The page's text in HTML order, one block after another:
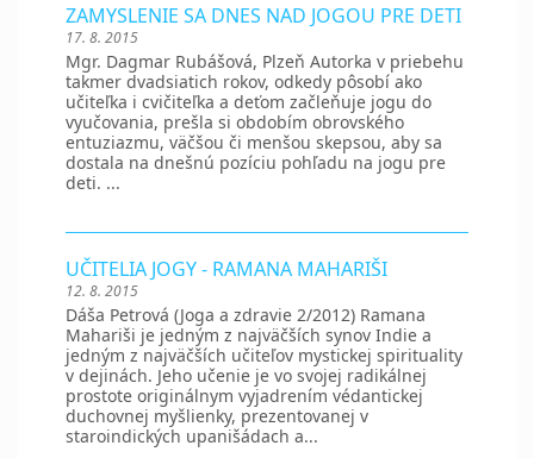
ZAMYSLENIE SA DNES NAD JOGOU PRE DETI
17. 8. 2015
Mgr. Dagmar Rubášová, Plzeň Autorka v priebehu
takmer dvadsiatich rokov, odkedy pôsobí ako
učiteľka i cvičiteľka a deťom začleňuje jogu do
vyučovania, prešla si obdobím obrovského
entuziazmu, väčšou či menšou skepsou, aby sa
dostala na dnešnú pozíciu pohľadu na jogu pre
deti. ...
UČITELIA JOGY - RAMANA MAHARIŠI
12. 8. 2015
Dáša Petrová (Joga a zdravie 2/2012) Ramana
Mahariši je jedným z najväčších synov Indie a
jedným z najväčších učiteľov mystickej spirituality
v dejinách. Jeho učenie je vo svojej radikálnej
prostote originálnym vyjadrením védantickej
duchovnej myšlienky, prezentovanej v
staroindických upanišádach a...